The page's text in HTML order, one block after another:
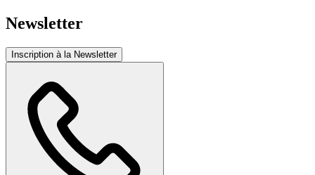
Newsletter
Inscription à la Newsletter